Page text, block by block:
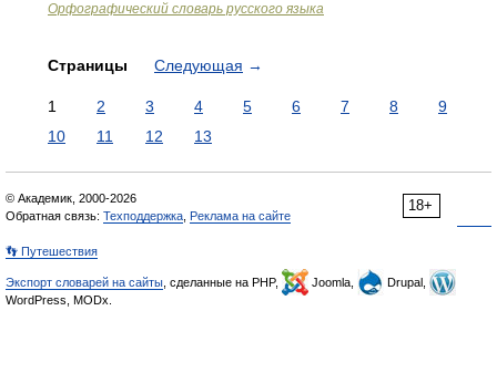
Орфографический словарь русского языка
Страницы Следующая →
1 2 3 4 5 6 7 8
9
10
11 12 13
18+
© Академик, 2000-2026
Обратная связь: Техподдержка Реклама на сайте
👣 Путешествия
Экспорт словарей на сайты , сделанные на PHP, Joomla,
Drupal,
WordPress, MODx.